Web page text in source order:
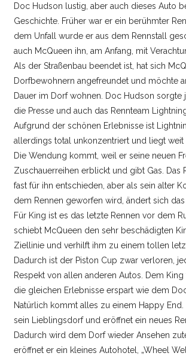
Doc Hudson lustig, aber auch dieses Auto
Geschichte. Früher war er ein berühmter
dem Unfall wurde er aus dem Rennstall
auch McQueen ihn, am Anfang, mit
Als der Straßenbau beendet ist, hat sich
Dorfbewohnern angefreundet und möchte
Dauer im Dorf wohnen. Doc Hudson sorgte
die Presse und auch das Rennteam
Aufgrund der schönen Erlebnisse ist
allerdings total unkonzentriert und liegt weit
Die Wendung kommt, weil er seine neuen
Zuschauerreihen erblickt und gibt Gas. Das
fast für ihn entschieden, aber als sein alter
dem Rennen geworfen wird, ändert sich das
Für King ist es das letzte Rennen vor dem
schiebt McQueen den sehr beschädigten
Ziellinie und verhilft ihm zu einem tollen
Dadurch ist der Piston Cup zwar verloren,
Respekt von allen anderen Autos. Dem
die gleichen Erlebnisse erspart wie dem
Natürlich kommt alles zu einem Happy
sein Lieblingsdorf und eröffnet ein neues
Dadurch wird dem Dorf wieder Ansehen
eröffnet er ein kleines Autohotel, „Wheel